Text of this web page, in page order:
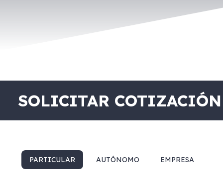
SOLICITAR COTIZACIÓN
PARTICULAR AUTÓNOMO EMPRESA